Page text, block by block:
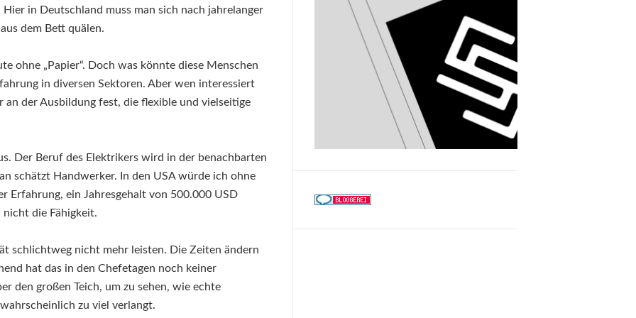
in Deutschland muss man sich nach jahrelanger
dem Bett quälen.
ohne „Papier“. Doch was könnte diese Menschen
in diversen Sektoren. Aber wen interessiert
der Ausbildung fest, die flexible und vielseitige
Der Beruf des Elektrikers wird in der benachbarten
schätzt Handwerker. In den USA würde ich ohne
Erfahrung, ein Jahresgehalt von 500.000 USD
die Fähigkeit.
schlichtweg nicht mehr leisten. Die Zeiten ändern
hat das in den Chefetagen noch keiner
den großen Teich, um zu sehen, wie echte
zu viel verlangt.